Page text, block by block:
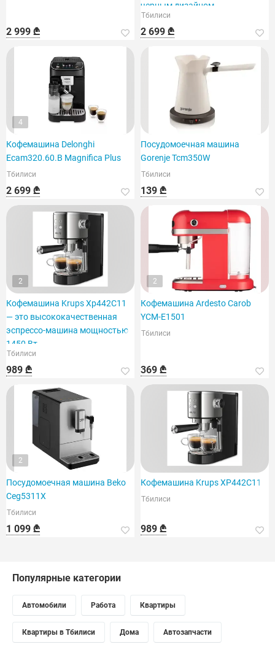
2 999 ₾
черным дизайном.
Тбилиси
2 699 ₾
4
Кофемашина Delonghi
Ecam320.60.B Magnifica Plus
Тбилиси
2 699 ₾
Посудомоечная машина
Gorenje Tcm350W
Тбилиси
139 ₾
2
Кофемашина Krups Xp442C11
— это высококачественная
эспрессо-машина мощностью
1450 Вт.
Тбилиси
989 ₾
2
Кофемашина Ardesto Carob
YCM-E1501
Тбилиси
369 ₾
2
Посудомоечная машина Beko
Ceg5311X
Тбилиси
1 099 ₾
Кофемашина Krups XP442C11
Тбилиси
989 ₾
Популярные категории
Автомобили Работа Квартиры
Квартиры в Тбилиси Дома Автозапчасти